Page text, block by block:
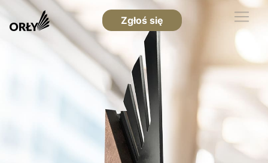
Zgłoś się